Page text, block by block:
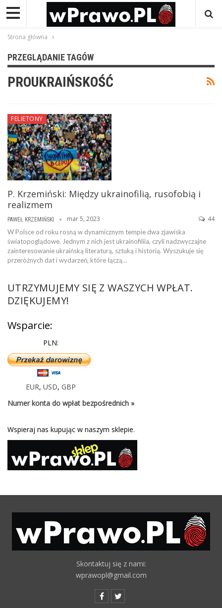
Strona główna
PRZEGLĄDANIE TAGÓW
PROUKRAIŃSKOŚĆ
FELIETONY
P. Krzemiński: Między ukrainofilią, rusofobią i
realizmem
PAWEŁ KRZEMIŃSKI mar 5, 2023 44
W Polsce od roku rosną w dynamicznym tempie dwa zjawiska
światopoglądowe. Jednym z nich jest ukrainofiliia, czyli nadzwyczajne
zainteresowanie ukraińską literaturą, sztuką i historią. Wyszukuje się
przeróżnych dat i wydarzeń, które łączą…
UTRZYMUJEMY SIĘ Z WASZYCH WPŁAT.
DZIĘKUJEMY!
Wsparcie:
PLN:
EUR, USD, GBP
Numer konta do wpłat bezpośrednich »
Wspieraj nas kupując w naszym sklepie.
Skontaktuj się z nami:
wprawopl@gmail.com